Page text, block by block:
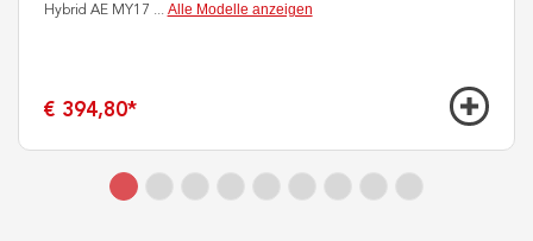
Hybrid AE MY17 ... Alle Modelle anzeigen
€ 394,80*